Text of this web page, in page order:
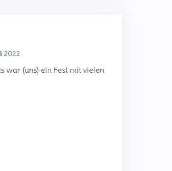
2022
war (uns) ein Fest mit vielen